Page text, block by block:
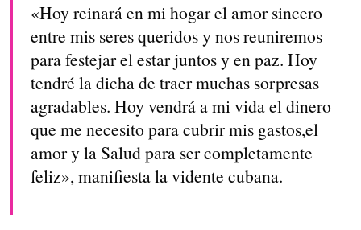
«Hoy reinará en mi hogar el amor sincero
entre mis seres queridos y nos reuniremos
para festejar el estar juntos y en paz. Hoy
tendré la dicha de traer muchas sorpresas
agradables. Hoy vendrá a mi vida el dinero
que me necesito para cubrir mis gastos,el
amor y la Salud para ser completamente
feliz», manifiesta la vidente cubana.